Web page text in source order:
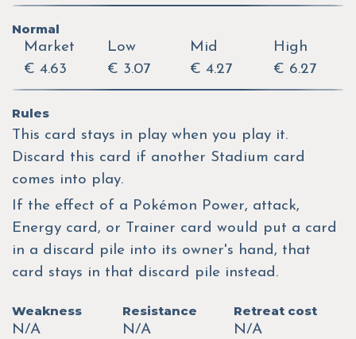
Normal
Market
€ 4.63
Low
€ 3.07
Mid
€ 4.27
High
€ 6.27
Rules
This card stays in play when you play it.
Discard this card if another Stadium card
comes into play.
If the effect of a Pokémon Power, attack,
Energy card, or Trainer card would put a card
in a discard pile into its owner's hand, that
card stays in that discard pile instead.
Weakness
N/A
Resistance
N/A
Retreat cost
N/A